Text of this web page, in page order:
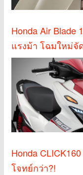
Honda Air Blade
แรงม้า โฉมใหม่จั
Honda
โจทย์กว่า?!